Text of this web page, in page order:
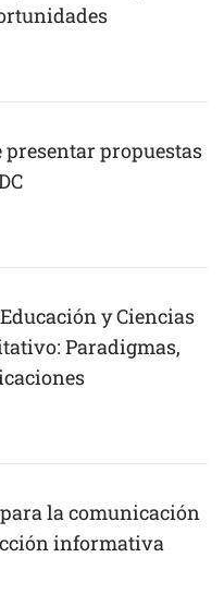
propuestas
y Ciencias
Paradigmas,
la comunicación
informativa